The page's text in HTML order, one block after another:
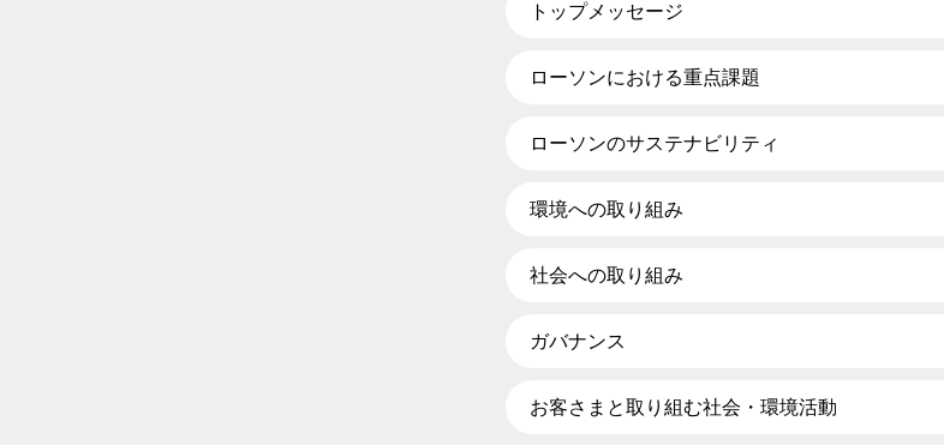
トップメッセージ
ローソンにおける重点課題
ローソンのサステナビリティ
環境への取り組み
社会への取り組み
ガバナンス
お客さまと取り組む社会・環境活動